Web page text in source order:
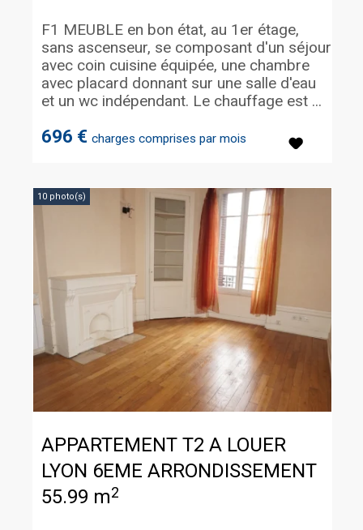
696 € charges comprises par mois
F1 MEUBLE en bon état, au 1er étage,
sans ascenseur, se composant d'un séjour
avec coin cuisine équipée, une chambre
avec placard donnant sur une salle d'eau
et un wc indépendant. Le chauffage est ...
10 photo(s)
APPARTEMENT T2 A LOUER
LYON 6EME ARRONDISSEMENT
55.99 m2